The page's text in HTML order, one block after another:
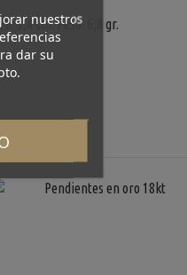
3,4 cm. Peso: 6,8 gr.
nuestros
dar su